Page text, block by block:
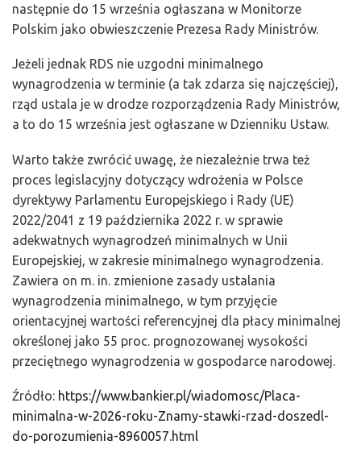
następnie do 15 września ogłaszana w Monitorze
Polskim jako obwieszczenie Prezesa Rady Ministrów.
Jeżeli jednak RDS nie uzgodni minimalnego
wynagrodzenia w terminie (a tak zdarza się najczęściej),
rząd ustala je w drodze rozporządzenia Rady Ministrów,
a to do 15 września jest ogłaszane w Dzienniku Ustaw.
Warto także zwrócić uwagę, że niezależnie trwa też
proces legislacyjny dotyczący wdrożenia w Polsce
dyrektywy Parlamentu Europejskiego i Rady (UE)
2022/2041 z 19 października 2022 r. w sprawie
adekwatnych wynagrodzeń minimalnych w Unii
Europejskiej, w zakresie minimalnego wynagrodzenia.
Zawiera on m. in. zmienione zasady ustalania
wynagrodzenia minimalnego, w tym przyjęcie
orientacyjnej wartości referencyjnej dla płacy minimalnej
określonej jako 55 proc. prognozowanej wysokości
przeciętnego wynagrodzenia w gospodarce narodowej.
Źródło: https://www.bankier.pl/wiadomosc/Placa-
minimalna-w-2026-roku-Znamy-stawki-rzad-doszedl-
do-porozumienia-8960057.html